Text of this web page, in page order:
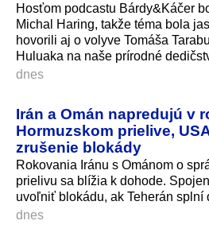
Hosťom podcastu Bárdy&Káčer
Michal Haring, takže téma bola
hovorili aj o volyve Tomáša
Huluaka na naše prírodné
dnes
Irán a Omán napredujú v
Hormuzskom prielive,
zrušenie blokády
Rokovania Iránu s Ománom o
prielivu sa blížia k dohode.
uvoľniť blokádu, ak Teherán splní
dnes